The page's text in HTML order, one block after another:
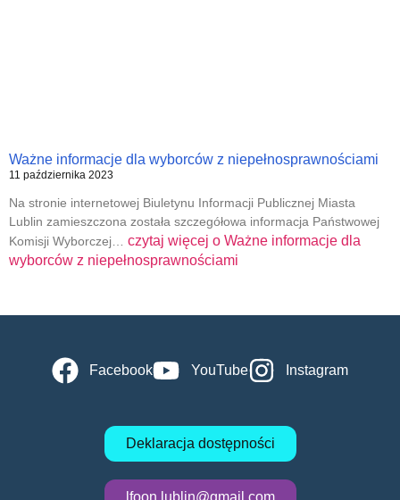
Ważne informacje dla wyborców z niepełnosprawnościami
11 października 2023
Na stronie internetowej Biuletynu Informacji Publicznej Miasta
Lublin zamieszczona została szczegółowa informacja Państwowej
Komisji Wyborczej… czytaj więcej o Ważne informacje dla
wyborców z niepełnosprawnościami
Facebook YouTube Instagram
Deklaracja dostępności
lfoon.lublin@gmail.com